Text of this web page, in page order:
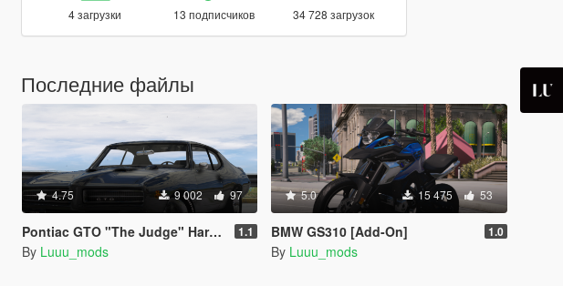
4 загрузки 13 подписчиков 34 728 загрузок
Последние файлы
4.75 9 002 97
Pontiac GTO "The Judge" Hardtop Coupe 1969 [Add-On / FiveM | Unlocked] 1.1
By Luuu_mods
5.0 15 475 53
BMW GS310 [Add-On] 1.0
By Luuu_mods